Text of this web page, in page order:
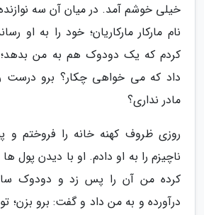
خیلی خوشم آمد. در میان آن سه
نام مارکار مارکاریان؛ خود را به او
کردم که یک دودوک هم به من
داد که می خواهی چکار؟ برو درست
مادر نداری؟
روزی ظروف کهنه خانه را فروختم و
ناچیزم را به او دادم. او با دیدن
کرده من آن را پس زد و دودوک
درآورده و به من داد و گفت: برو بزن؛